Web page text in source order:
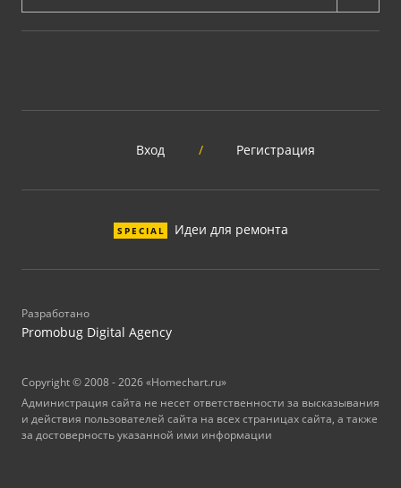
Вход / Регистрация
SPECIAL Идеи для ремонта
Разработано
Promobug Digital Agency
Copyright © 2008 - 2026 «Homechart.ru»
Администрация сайта не несет ответственности за высказывания
и действия пользователей сайта на всех страницах сайта, а также
за достоверность указанной ими информации